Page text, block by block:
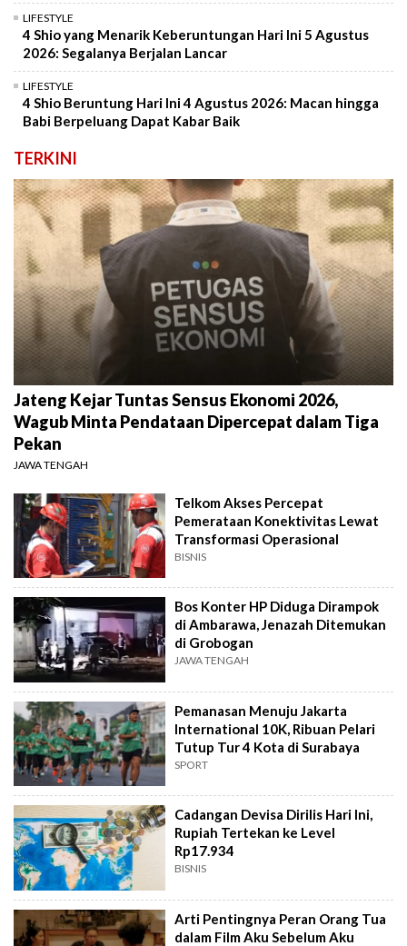
LIFESTYLE
4 Shio yang Menarik Keberuntungan Hari Ini 5 Agustus
2026: Segalanya Berjalan Lancar
LIFESTYLE
4 Shio Beruntung Hari Ini 4 Agustus 2026: Macan hingga
Babi Berpeluang Dapat Kabar Baik
TERKINI
Jateng Kejar Tuntas Sensus Ekonomi 2026,
Wagub Minta Pendataan Dipercepat dalam Tiga
Pekan
JAWA TENGAH
Telkom Akses Percepat
Pemerataan Konektivitas Lewat
Transformasi Operasional
BISNIS
Bos Konter HP Diduga Dirampok
di Ambarawa, Jenazah Ditemukan
di Grobogan
JAWA TENGAH
Pemanasan Menuju Jakarta
International 10K, Ribuan Pelari
Tutup Tur 4 Kota di Surabaya
SPORT
Cadangan Devisa Dirilis Hari Ini,
Rupiah Tertekan ke Level
Rp17.934
BISNIS
Arti Pentingnya Peran Orang Tua
dalam Film Aku Sebelum Aku